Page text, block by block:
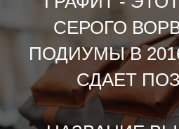
СЕРОГО
ПОДИУМЫ В
СДАЕТ